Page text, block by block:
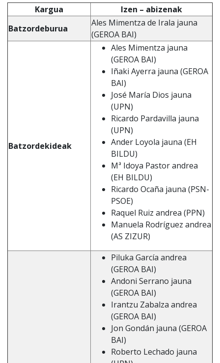
Kargua
Izen – abizenak
Batzordeburua
Ales Mimentza de Irala jauna
(GEROA BAI)
Batzordekideak
Ales Mimentza jauna
(GEROA BAI)
Iñaki Ayerra jauna (GEROA
BAI)
José María Dios jauna
(UPN)
Ricardo Pardavilla jauna
(UPN)
Ander Loyola jauna (EH
BILDU)
Mª Idoya Pastor andrea
(EH BILDU)
Ricardo Ocaña jauna (PSN-
PSOE)
Raquel Ruiz andrea (PPN)
Manuela Rodríguez andrea
(AS ZIZUR)
Piluka García andrea
(GEROA BAI)
Andoni Serrano jauna
(GEROA BAI)
Irantzu Zabalza andrea
(GEROA BAI)
Jon Gondán jauna (GEROA
BAI)
Roberto Lechado jauna